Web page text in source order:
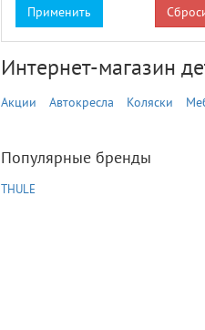
Интернет-магазин
Акции Автокресла Коляски
Популярные бренды
THULE